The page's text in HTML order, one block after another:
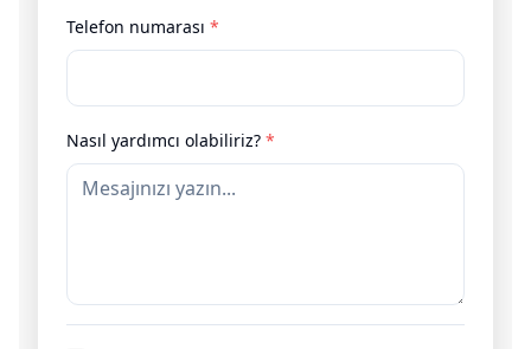
Telefon numarası *
Nasıl yardımcı olabiliriz? *